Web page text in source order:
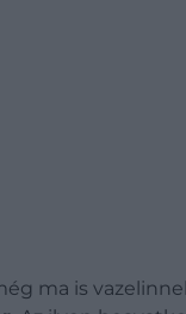
ma is